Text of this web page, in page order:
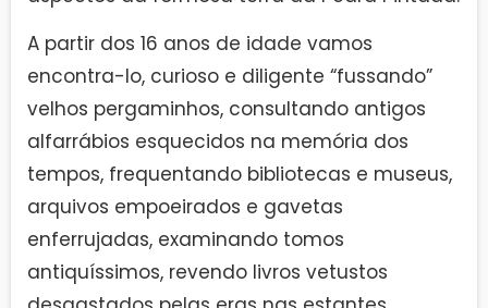
A partir dos 16 anos de idade vamos
encontra-lo, curioso e diligente “fussando”
velhos pergaminhos, consultando antigos
alfarrábios esquecidos na memória dos
tempos, frequentando bibliotecas e museus,
arquivos empoeirados e gavetas
enferrujadas, examinando tomos
antiquíssimos, revendo livros vetustos